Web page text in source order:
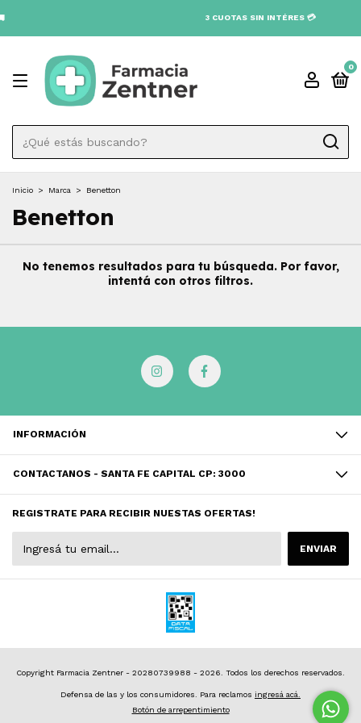
3 CUOTAS SIN INTÉRES 💳
0
Inicio > Marca > Benetton
Benetton
No tenemos resultados para tu búsqueda. Por favor,
intentá con otros filtros.
INFORMACIÓN
CONTACTANOS - SANTA FE CAPITAL CP: 3000
REGISTRATE PARA RECIBIR NUESTAS OFERTAS!
Copyright Farmacia Zentner - 20280739988 - 2026. Todos los derechos reservados.
Defensa de las y los consumidores. Para reclamos ingresá acá.
Botón de arrepentimiento